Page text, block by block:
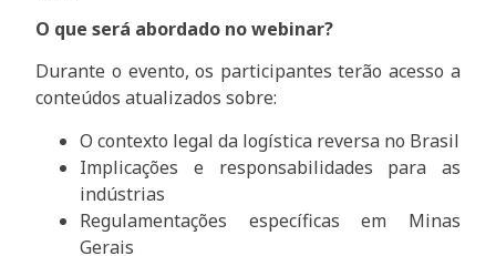
O que será abordado no webinar?
Durante o evento, os participantes terão acesso a
conteúdos atualizados sobre:
O contexto legal da logística reversa no Brasil
Implicações e responsabilidades para as
indústrias
Regulamentações específicas em Minas
Gerais